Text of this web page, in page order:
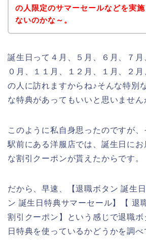
の人限定のサマーセールなどを実
ないのかな～。
誕生日って４月、５月、６月、７月
０月、１１月、１２月、１月、２
の人に訪れますからね♪そんな特別
な特典があってもいいと思いません
このように私自身思ったのですが
駅前にある洋服店では、誕生日に
な割引クーポンが貰えたからです。
だから、早速、【退職ボタン 誕生
ン 誕生日特典サマーセール】【 退
割引クーポン】という感じで退職
日特典を使っているかどうかを調